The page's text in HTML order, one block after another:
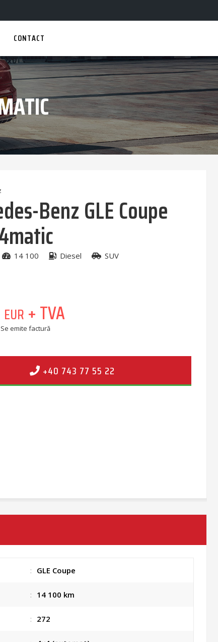
CONTACT
Benz GLE Coupe
14 100 Diesel
SUV
EUR + TVA
emite factură
+40 743 77 55 22
: GLE Coupe
: 14 100 km
: 272